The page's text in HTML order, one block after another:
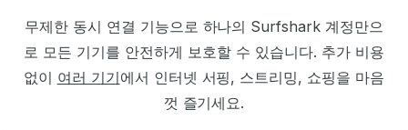
무제한 동시 연결 기능으로 하나의 Surfshark 계정만으
로 모든 기기를 안전하게 보호할 수 있습니다. 추가 비용
없이 여러 기기에서 인터넷 서핑, 스트리밍, 쇼핑을 마음
껏 즐기세요.